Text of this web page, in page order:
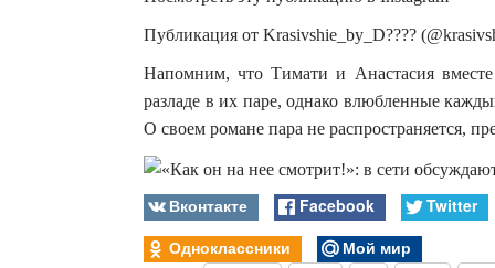
Публикация от Krasivshie_by_D????
Напомним, что Тимати и Анастасия
разладе в их паре, однако влюбленные
О своем романе пара не распространяется,
Вконтакте Facebook
Twitter
Одноклассники
Мой мир